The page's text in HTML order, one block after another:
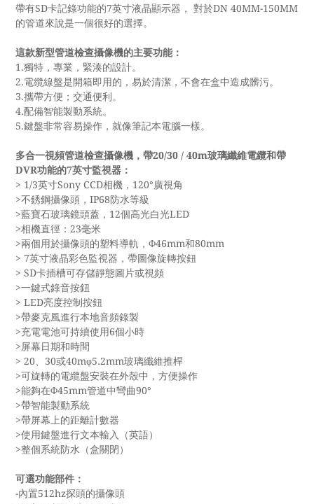
帶有SD卡記錄功能的7英寸液晶顯示器， 對於DN 40MM-150MM
的管道來說是一個很好的選擇。
這款新型管道檢查攝像機的主要功能：
1.獨特，專業，緊湊的設計。
2.電纜線盤是開箱即用的，易於清潔，不會在盒中造成髒污。
3.攜帶方便；交通便利。
4.配備智能製動系統。
5.鍵盤非常容易操作，就像筆記本電腦一樣。
多合一視頻管道檢查攝像機，帶20/30 / 40m玻璃纖維電纜和帶
DVR功能的7英寸監視器 ：
> 1/3英寸Sony CCD相機，120°廣視角
>不銹鋼攝像頭，IP68防水等級
>藍寶石玻璃鏡頭蓋，12個高光白光LED
>相機直徑：23毫米
>兩個用於攝像頭的塑料導軌，Φ46mm和80mm
> 7英寸液晶彩色監視器，帶圖像旋轉按鈕
> SD卡插槽可存儲靜態圖片或視頻
>一鍵式錄音按鈕
> LED亮度控制按鈕
>帶麥克風進行本地音頻錄製
>充電電池可持續使用6個小時
>屏幕日期和時間
> 20、30或40mφ5.2mm玻璃纖維推桿
>可旋轉的電纜盤安裝在外殼中，方便操作
>能夠在Φ45mm管道中彎曲90°
>帶智能製動系統
>帶屏幕上的距離計數器
>使用鍵盤進行文本輸入（英語）
>整個系統防水（盒關閉）
可選功能部件：
-內置512hz探頭的攝像頭